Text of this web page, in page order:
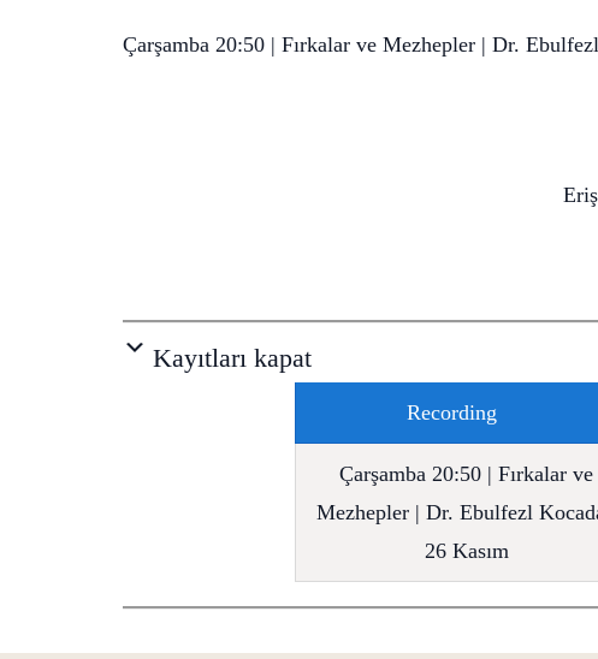
Çarşamba 20:50 | Fırkalar ve Mezhepler | Dr.
Kayıtları kapat
Recording
Çarşamba 20:50 | Fırkalar ve
Mezhepler | Dr. Ebulfezl
26 Kasım